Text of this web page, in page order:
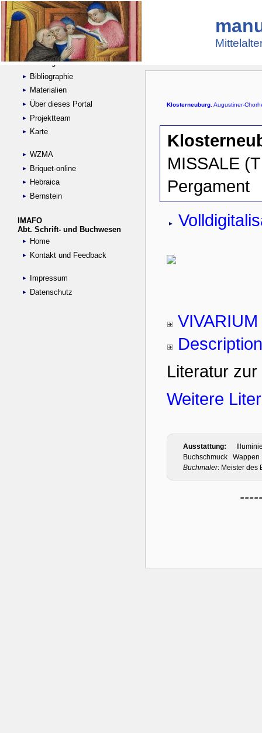
Suche
Handschriftensammlungen
Digitalisierte Handschriften
Kataloge
Bibliographie
Materialien
Über dieses Portal
Projektteam
Karte
WZMA
Briquet-online
Hebraica
Bernstein
IMAFO
Abt. Schrift- und Buchwesen
Home
Kontakt und Feedback
Impressum
Datenschutz